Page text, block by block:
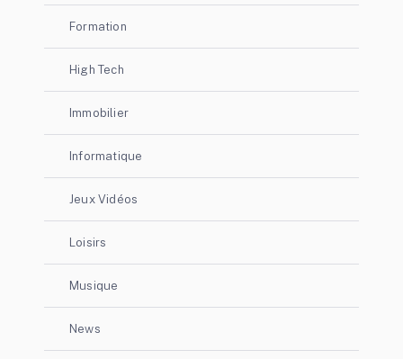
Formation
High Tech
Immobilier
Informatique
Jeux Vidéos
Loisirs
Musique
News